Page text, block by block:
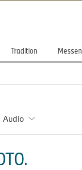
Tradition Messen
Audio